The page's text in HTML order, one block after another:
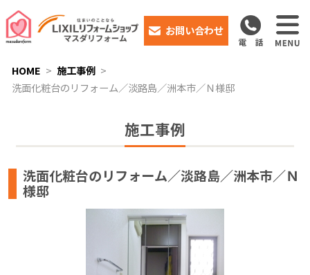
お問い合わせ
HOME
施工事例
洗面化粧台のリフォーム／淡路島／洲本市／Ｎ様邸
施工事例
洗面化粧台のリフォーム／淡路島／洲本市／Ｎ
様邸